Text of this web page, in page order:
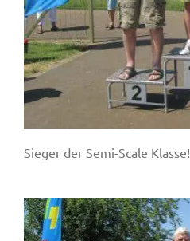
Sieger der Semi-Scale Klasse!